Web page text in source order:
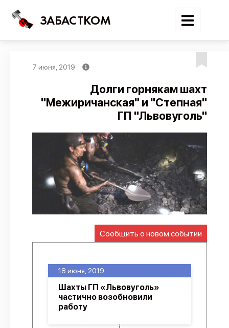
ЗАБАСТКОМ
Поиск
Новости
Карта событий
Трудовые конфликты
Отчеты
Предложить публикацию
Справочник
API
О проекте
7 июня, 2019
Долги горнякам шахт
"Межиричанская" и "Степная"
ГП "Львовуголь"
Сообщить о новом событии
18 июня, 2019
Шахты ГП «Львовуголь»
частично возобновили
работу